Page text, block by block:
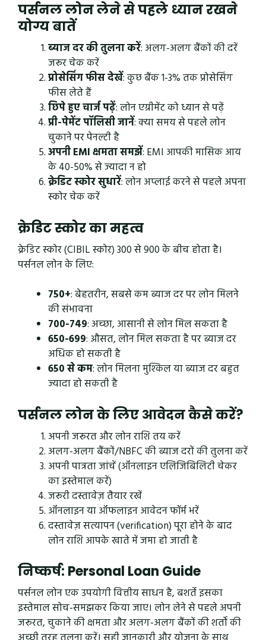
पर्सनल लोन लेने से पहले ध्यान रखने
योग्य बातें
ब्याज दर की तुलना करें: अलग-अलग बैंकों की दरें
जरूर चेक करें
प्रोसेसिंग फीस देखें: कुछ बैंक 1-3% तक प्रोसेसिंग
फीस लेते हैं
छिपे हुए चार्ज पढ़ें: लोन एग्रीमेंट को ध्यान से पढ़ें
प्री-पेमेंट पॉलिसी जानें: क्या समय से पहले लोन
चुकाने पर पेनल्टी है
अपनी EMI क्षमता समझें: EMI आपकी मासिक आय
के 40-50% से ज्यादा न हो
क्रेडिट स्कोर सुधारें: लोन अप्लाई करने से पहले अपना
स्कोर चेक करें
क्रेडिट स्कोर का महत्व
क्रेडिट स्कोर (CIBIL स्कोर) 300 से 900 के बीच होता है।
पर्सनल लोन के लिए:
750+: बेहतरीन, सबसे कम ब्याज दर पर लोन मिलने
की संभावना
700-749: अच्छा, आसानी से लोन मिल सकता है
650-699: औसत, लोन मिल सकता है पर ब्याज दर
अधिक हो सकती है
650 से कम: लोन मिलना मुश्किल या ब्याज दर बहुत
ज्यादा हो सकती है
पर्सनल लोन के लिए आवेदन कैसे करें?
अपनी जरूरत और लोन राशि तय करें
अलग-अलग बैंकों/NBFC की ब्याज दरों की तुलना करें
अपनी पात्रता जांचें (ऑनलाइन एलिजिबिलिटी चेकर
का इस्तेमाल करें)
जरूरी दस्तावेज़ तैयार रखें
ऑनलाइन या ऑफलाइन आवेदन फॉर्म भरें
दस्तावेज़ सत्यापन (verification) पूरा होने के बाद
लोन राशि आपके खाते में जमा हो जाती है
निष्कर्ष: Personal Loan Guide
पर्सनल लोन एक उपयोगी वित्तीय साधन है, बशर्ते इसका
इस्तेमाल सोच-समझकर किया जाए। लोन लेने से पहले अपनी
जरूरत, चुकाने की क्षमता और अलग-अलग बैंकों की शर्तों की